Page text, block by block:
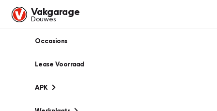
Vakgarage
Douwes
Occasions
Lease Voorraad
APK